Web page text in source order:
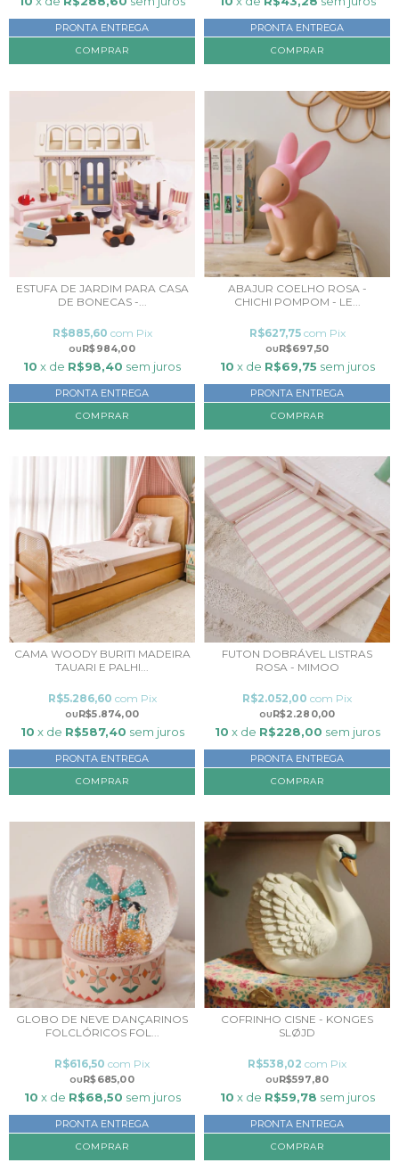
PRONTA ENTREGA PRONTA ENTREGA
ESTUFA DE JARDIM PARA CASA
DE BONECAS -...
R$984,00
R$885,60 com Pix
10 x de R$98,40 sem juros
PRONTA ENTREGA
ABAJUR COELHO ROSA -
CHICHI POMPOM - LE...
R$697,50
R$627,75 com Pix
10 x de R$69,75 sem juros
PRONTA ENTREGA
CAMA WOODY BURITI MADEIRA
TAUARI E PALHI...
R$5.874,00
R$5.286,60 com Pix
10 x de R$587,40 sem juros
PRONTA ENTREGA
COMPRAR
FUTON DOBRÁVEL LISTRAS
ROSA - MIMOO
R$2.280,00
R$2.052,00 com Pix
10 x de R$228,00 sem juros
PRONTA ENTREGA
COMPRAR
GLOBO DE NEVE DANÇARINOS
FOLCLÓRICOS FOL...
R$685,00
R$616,50 com Pix
10 x de R$68,50 sem juros
PRONTA ENTREGA
COFRINHO CISNE - KONGES
SLØJD
R$597,80
R$538,02 com Pix
10 x de R$59,78 sem juros
PRONTA ENTREGA